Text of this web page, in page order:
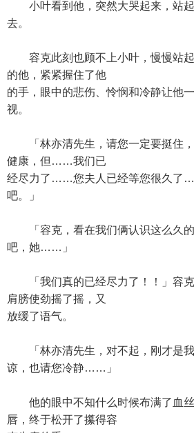
小叶看到他，突然大哭起来，站起
去。
容克此刻也顾不上小叶，慢慢站起
的他，紧紧握住了他
的手，眼中的悲伤、怜悯和冷静让他
视。
「林亦清先生，请您一定要挺住，
健康，但……我们已
经尽力了……您夫人已经等您很久了
吧。」
「容克，看在我们俩认识这么久
吧，她……」
「我们真的已经尽力了！！」容克
肩膀使劲摇了摇，又
放缓了语气。
「林亦清先生，对不起，刚才是
谅，也请您冷静……」
他的眼中不知什么时候布满了血丝
唇，终于松开了攥得容